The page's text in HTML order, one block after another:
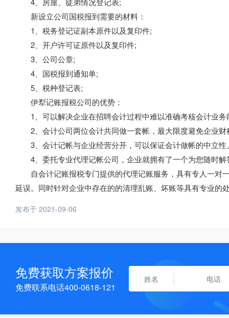
新设立公司国税报到需要的材料：
1、税务登记证副本原件以及复印件;
2、开户许可证原件以及复印件;
3、公司公章;
4、国税报到通知单;
5、税种登记表;
伊犁记账报税公司的优势：
1、可以解决企业在招聘会计过程中难以准确考核会计业务
2、会计公司两位会计共同做一套帐，最大限度避免企业财
3、会计记帐与企业经营分开，可以保证会计做帐的中立性
4、委托专业代理记帐公司，企业就拥有了一个为您随时解
自会计记账报税专门提供的代理记账服务，具有专人一对
延误。同时针对企业中存在的的清理乱账、坏账等具有专业的
发布于 2021-09-06
免费获取方案报价
免费联系电话400-0618-121